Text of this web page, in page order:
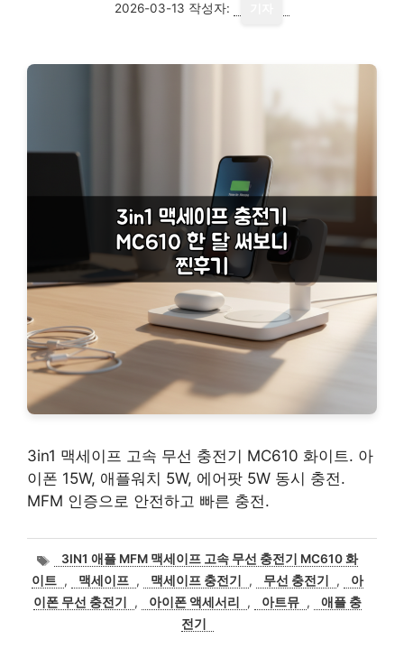
2026-03-13 작성자:
3in1 맥세이프 고속 무선 충전기 MC610 화이트. 아
이폰 15W, 애플워치 5W, 에어팟 5W 동시 충전.
MFM 인증으로 안전하고 빠른 충전.
태
그
3IN1 애플 MFM 맥세이프 고속 무선 충전기 MC610 화
이트 , 맥세이프 , 맥세이프 충전기 , 무선 충전기 ,
아
이폰 무선 충전기
, 아이폰 액세서리 , 아트뮤 ,
애플 충
전기